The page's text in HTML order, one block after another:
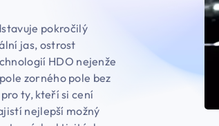
pokročilý
jas, ostrost
HDO nejenže
zorného pole bez
ty, kteří si cení
nejlepší možný